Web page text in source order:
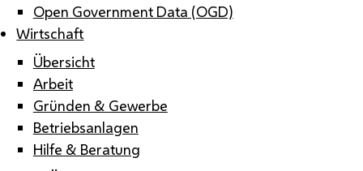
Open Government Data (OGD)
Wirtschaft
Übersicht
Arbeit
Gründen & Gewerbe
Betriebsanlagen
Hilfe & Beratung